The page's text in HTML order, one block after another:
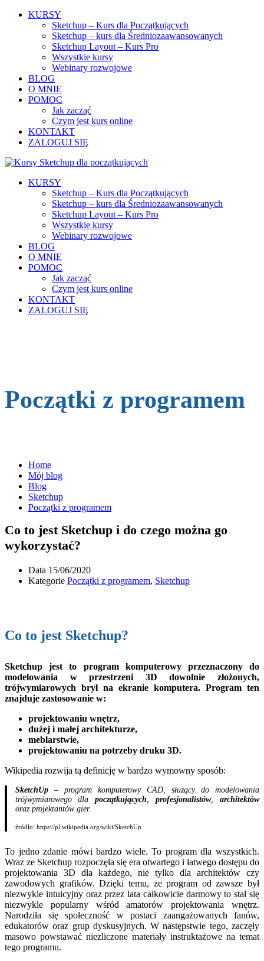
KURSY
Sketchup – Kurs dla Początkujących
Sketchup – kurs dla Średniozaawansowanych
Sketchup Layout – Kurs Pro
Wszystkie kursy
Webinary rozwojowe
BLOG
O MNIE
POMOC
Jak zacząć
Czym jest kurs online
KONTAKT
ZALOGUJ SIĘ
KURSY
Sketchup – Kurs dla Początkujących
Sketchup – kurs dla Średniozaawansowanych
Sketchup Layout – Kurs Pro
Wszystkie kursy
Webinary rozwojowe
BLOG
O MNIE
POMOC
Jak zacząć
Czym jest kurs online
KONTAKT
ZALOGUJ SIĘ
Początki z programem
Home
Mój blog
Blog
Sketchup
Początki z programem
Co to jest Sketchup i do czego można go
wykorzystać?
Data 15/06/2020
Kategorie Początki z programem, Sketchup
Co to jest Sketchup?
Sketchup jest to program komputerowy przeznaczony do
modelowania w przestrzeni 3D dowolnie złożonych,
trójwymiarowych brył na ekranie komputera. Program ten
znajduje zastosowanie w:
projektowaniu wnętrz,
dużej i małej architekturze,
meblarstwie,
projektowaniu na potrzeby druku 3D.
Wikipedia rozwija tą definicję w bardzo wymowny sposób:
SketchUp– program komputerowy CAD, służący do modelowania
trójwymiarowego dlapoczątkujących,profesjonalistów, architektów
oraz projektantów gier.
źródło: https://pl.wikipedia.org/wiki/SketchUp
To jedno zdanie mówi bardzo wiele. To program dla wszystkich.
Wraz ze Sketchup rozpoczęła się era otwartego i łatwego dostępu do
projektowania 3D dla każdego, nie tylko dla architektów czy
zawodowych grafików. Dzięki temu, że program od zawsze był
niezwykle intuicyjny oraz przez lata całkowicie darmowy to stał się
niezwykle popularny wśród amatorów projektowania wnętrz.
Narodziła się społeczność w postaci zaangażowanych fanów,
edukatorów oraz grup dyskusyjnych. W następstwie tego, zaczęły
masowo powstawać niezliczone materiały instruktażowe na temat
tego programu.